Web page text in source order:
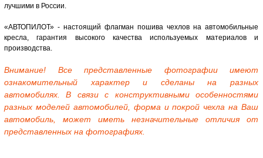
лучшими в России.
«АВТОПИЛОТ» - настоящий флагман пошива чехлов на автомобильные
кресла, гарантия высокого качества используемых материалов и
производства.
Внимание! Все представленные фотографии имеют
ознакомительный характер и сделаны на разных
автомобилях. В связи с конструктивными особенностями
разных моделей автомобилей, форма и покрой чехла на Ваш
автомобиль, может иметь незначительные отличия от
представленных на фотографиях.